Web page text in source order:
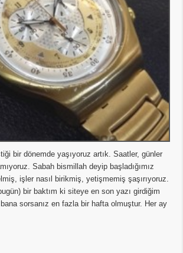
bir dönemde yaşıyoruz artık. Saatler, günler
Sabah bismillah deyip başladığımız
işler nasıl birikmiş, yetişmemiş şaşırıyoruz.
bir baktım ki siteye en son yazı girdiğim
sorsanız en fazla bir hafta olmuştur. Her ay